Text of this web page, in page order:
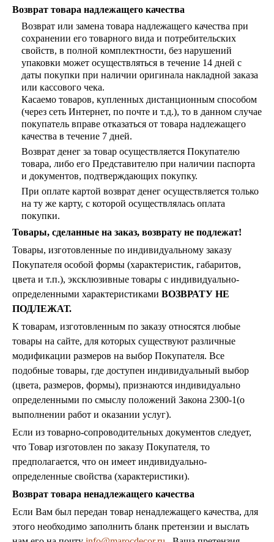
Пледы и покрывала
Салфетницы
Свечи и подсвечники
Сундуки
Шкатулки
Хлопковые
Тажины
Чайники и кофейники
Наборы чайные и кофейные
Сахарницы, конфетницы,
фруктовницы
Пиалы, чаши, салатники
Возврат товара надлежащего качества
Возврат или замена товара надлежащего качества при
сохранении его товарного вида и потребительских
свойств, в полной комплектности, без нарушений
упаковки может осуществляться в течение 14 дней с
даты покупки при наличии оригинала накладной заказа
или кассового чека.
Касаемо товаров, купленных дистанционным способом
(через сеть Интернет, по почте и т.д.), то в данном случае
покупатель вправе отказаться от товара надлежащего
качества в течение 7 дней.
Возврат денег за товар осуществляется Покупателю
товара, либо его Представителю при наличии паспорта
и документов, подтверждающих покупку.
При оплате картой возврат денег осуществляется только
на ту же карту, с которой осуществлялась оплата
покупки.
Товары, сделанные на заказ, возврату не подлежат!
Товары, изготовленные по индивидуальному заказу
Покупателя особой формы (характеристик, габаритов,
цвета и т.п.), эксклюзивные товары с индивидуально-
определенными характеристиками ВОЗВРАТУ НЕ
ПОДЛЕЖАТ.
К товарам, изготовленным по заказу относятся любые
товары на сайте, для которых существуют различные
модификации размеров на выбор Покупателя. Все
подобные товары, где доступен индивидуальный выбор
(цвета, размеров, формы), признаются индивидуально
определенными по смыслу положений Закона 2300-1(о
выполнении работ и оказании услуг).
Если из товарно-сопроводительных документов следует,
что Товар изготовлен по заказу Покупателя, то
предполагается, что он имеет индивидуально-
определенные свойства (характеристики).
Возврат товара ненадлежащего качества
Если Вам был передан товар ненадлежащего качества, для
этого необходимо заполнить бланк претензии и выслать